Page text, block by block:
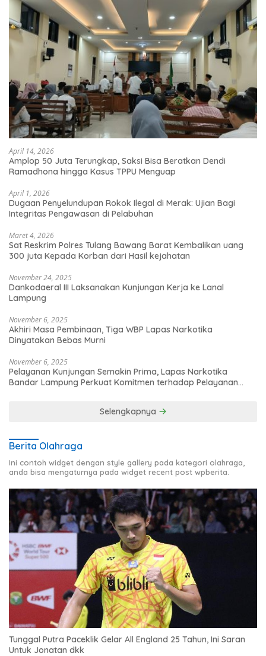
April 14, 2026
Amplop 50 Juta Terungkap, Saksi Bisa Beratkan Dendi
Ramadhona hingga Kasus TPPU Menguap
April 1, 2026
Dugaan Penyelundupan Rokok Ilegal di Merak: Ujian Bagi
Integritas Pengawasan di Pelabuhan
Maret 4, 2026
Sat Reskrim Polres Tulang Bawang Barat Kembalikan uang
300 juta Kepada Korban dari Hasil kejahatan
November 24, 2025
Dankodaeral III Laksanakan Kunjungan Kerja ke Lanal
Lampung
November 6, 2025
Akhiri Masa Pembinaan, Tiga WBP Lapas Narkotika
Dinyatakan Bebas Murni
November 6, 2025
Pelayanan Kunjungan Semakin Prima, Lapas Narkotika
Bandar Lampung Perkuat Komitmen terhadap Pelayanan
Selengkapnya
Berita Olahraga
Ini contoh widget dengan style gallery pada kategori olahraga,
anda bisa mengaturnya pada widget recent post wpberita.
Tunggal Putra Paceklik Gelar All England 25 Tahun, Ini Saran
Untuk Jonatan dkk